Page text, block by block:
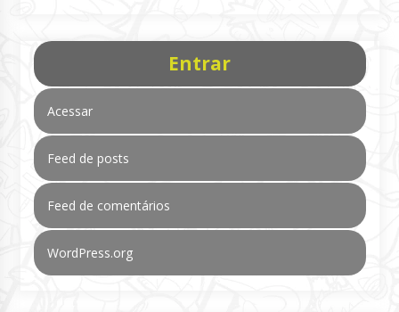
Entrar
Acessar
Feed de posts
Feed de comentários
WordPress.org